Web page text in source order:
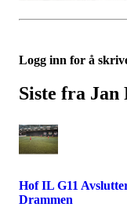
Logg inn for å
Siste fra Jan
Hof IL G11
Drammen